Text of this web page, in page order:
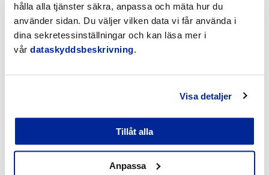
hålla alla tjänster säkra, anpassa och mäta hur du
använder sidan. Du väljer vilken data vi får använda i
dina sekretessinställningar och kan läsa mer i
vår dataskyddsbeskrivning.
Visa detaljer
Tillåt alla
Anpassa
Se även dessa